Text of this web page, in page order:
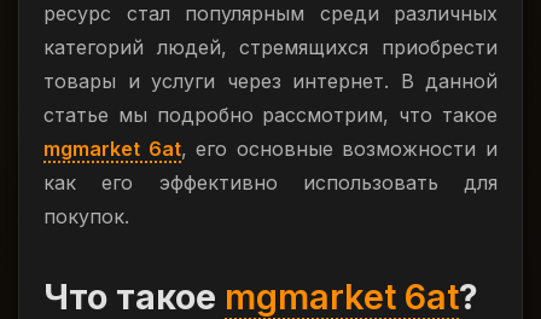
ресурс стал популярным среди различных
категорий людей, стремящихся приобрести
товары и услуги через интернет. В данной
статье мы подробно рассмотрим, что такое
mgmarket 6at, его основные возможности и
как его эффективно использовать для
покупок.
Что такое mgmarket 6at?